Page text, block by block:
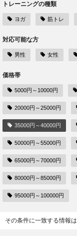
トレーニングの種類
ヨガ 筋トレ
対応可能な方
男性 女性
価格帯
5000円～10000円
20000円～25000円
35000円～40000円
50000円～55000円
65000円～70000円
80000円～85000円
95000円～100000円
その条件に一致する情報